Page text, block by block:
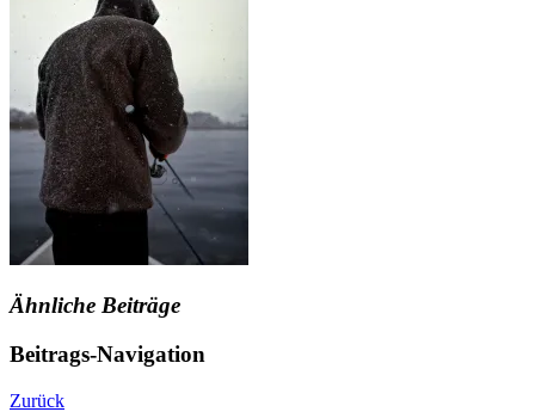
Ähnliche Beiträge
Beitrags-Navigation
Zurück